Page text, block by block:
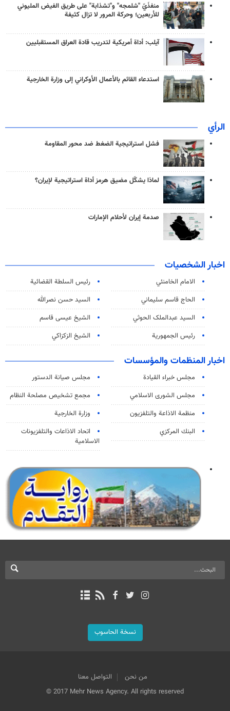
منفذَيّ "شلمجه" و"تشذابة" على طريق الفيض المليوني
للأربعين؛ وحركة المرور لا تزال كثيفة
آيلب: أداة أمريكية لتدريب قادة العراق المستقبليين
استدعاء القائم بالأعمال الأوكراني إلى وزارة الخارجية
الرأي
فشل استراتيجية الضغط ضد محور المقاومة
لماذا يشكّل مضيق هرمز أداة استراتيجية لإيران؟
صدمة إيران لأحلام الإمارات
اخبار الشخصيات
الامام الخامنئي
رئیس السلطة القضائیة
الحاج قاسم سليماني
السيد حسن نصرالله
السید عبدالملک الحوثي
الشيخ عيسى قاسم
رئيس الجمهورية
الشيخ الزكزاكي
اخبار المنظمات والمؤسسات
مجلس خبراء القيادة
مجلس صيانة الدستور
مجلس الشورى الاسلامي
مجمع تشخيص مصلحة النظام
منظمة الاذاعة والتلفزیون
وزارة الخارجية
البنك المركزي
اتحاد الاذاعات والتلفزيونات
الاسلامية
نسخة الحاسوب
من نحن
التواصل معنا
© 2017 Mehr News Agency. All rights reserved